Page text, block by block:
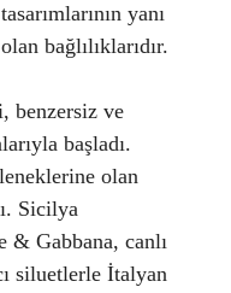
yanı
bağlılıklarıdır.
benzersiz ve
başladı.
olan
Sicilya
& Gabbana, canlı
siluetlerle İtalyan